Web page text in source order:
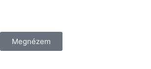
Megnézem